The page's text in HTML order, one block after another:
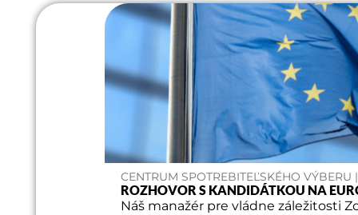
CENTRUM SPOTREBITEĽSKÉHO VÝBERU
ROZHOVOR S KANDIDÁTKOU NA
Náš manažér pre vládne záležitosti